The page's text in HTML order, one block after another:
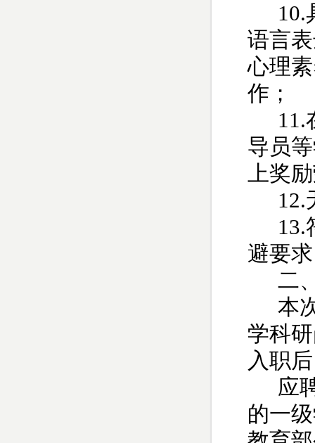
10.
语言
心理
作；
11.
导员
上奖
12.
13.
避要
二
本
学科
入职
应
的一